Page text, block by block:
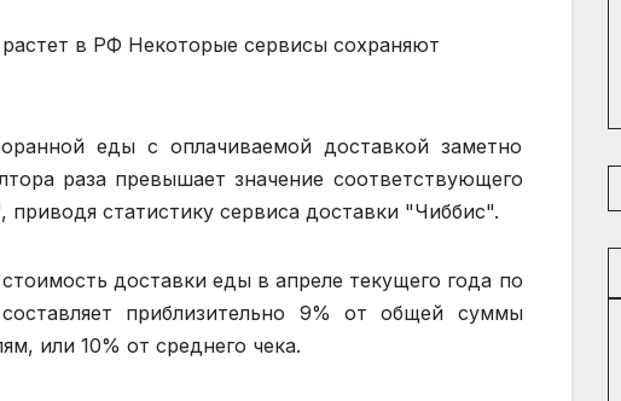
в РФ Некоторые сервисы сохраняют
еды с оплачиваемой доставкой заметно
раза превышает значение соответствующего
статистику сервиса доставки "Чиббис".
доставки еды в апреле текущего года по
приблизительно 9% от общей суммы
или 10% от среднего чека.